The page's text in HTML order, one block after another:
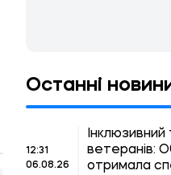
Останні
12:31
06.08.26
ветеранів:
отримала